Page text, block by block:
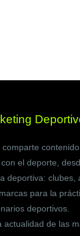
el deporte,
deportiva: clubes,
para la
deportivos.
actualidad de las